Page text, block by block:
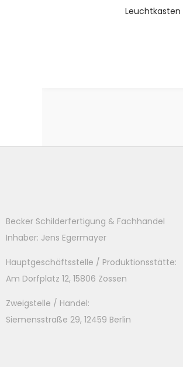
Leuchtkasten
Becker Schilderfertigung & Fachhandel
Inhaber: Jens Egermayer
Hauptgeschäftsstelle / Produktionsstätte:
Am Dorfplatz 12, 15806 Zossen
Zweigstelle / Handel:
Siemensstraße 29, 12459 Berlin